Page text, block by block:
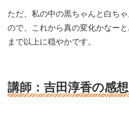
ただ、私の中の黒ちゃんと白ち
ので、これから真の変化かなー
まで以上に穏やかです。
講師：吉田淳香の感想